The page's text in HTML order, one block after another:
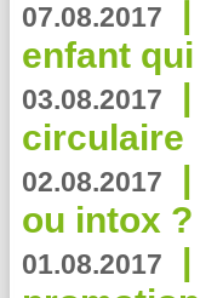
07.08.2017 |
enfant
03.08.2017 |
circulaire
02.08.2017 |
ou intox ?
01.08.2017 |